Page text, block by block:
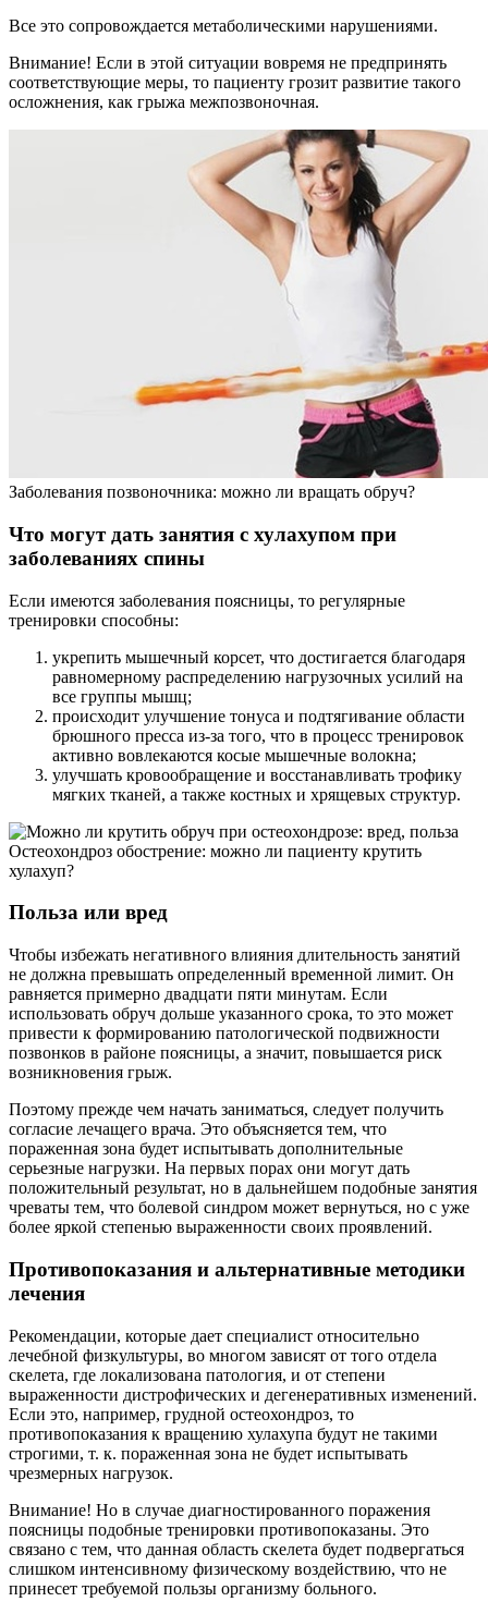
Все это сопровождается метаболическими нарушениями.
Внимание! Если в этой ситуации вовремя не предпринять
соответствующие меры, то пациенту грозит развитие такого
осложнения, как грыжа межпозвоночная.
Заболевания позвоночника: можно ли вращать обруч?
Что могут дать занятия с хулахупом при
заболеваниях спины
Если имеются заболевания поясницы, то регулярные
тренировки способны:
укрепить мышечный корсет, что достигается благодаря
равномерному распределению нагрузочных усилий на
все группы мышц;
происходит улучшение тонуса и подтягивание области
брюшного пресса из-за того, что в процесс тренировок
активно вовлекаются косые мышечные волокна;
улучшать кровообращение и восстанавливать трофику
мягких тканей, а также костных и хрящевых структур.
Остеохондроз обострение: можно ли пациенту крутить
хулахуп?
Польза или вред
Чтобы избежать негативного влияния длительность занятий
не должна превышать определенный временной лимит. Он
равняется примерно двадцати пяти минутам. Если
использовать обруч дольше указанного срока, то это может
привести к формированию патологической подвижности
позвонков в районе поясницы, а значит, повышается риск
возникновения грыж.
Поэтому прежде чем начать заниматься, следует получить
согласие лечащего врача. Это объясняется тем, что
пораженная зона будет испытывать дополнительные
серьезные нагрузки. На первых порах они могут дать
положительный результат, но в дальнейшем подобные занятия
чреваты тем, что болевой синдром может вернуться, но с уже
более яркой степенью выраженности своих проявлений.
Противопоказания и альтернативные методики
лечения
Рекомендации, которые дает специалист относительно
лечебной физкультуры, во многом зависят от того отдела
скелета, где локализована патология, и от степени
выраженности дистрофических и дегенеративных изменений.
Если это, например, грудной остеохондроз, то
противопоказания к вращению хулахупа будут не такими
строгими, т. к. пораженная зона не будет испытывать
чрезмерных нагрузок.
Внимание! Но в случае диагностированного поражения
поясницы подобные тренировки противопоказаны. Это
связано с тем, что данная область скелета будет подвергаться
слишком интенсивному физическому воздействию, что не
принесет требуемой пользы организму больного.